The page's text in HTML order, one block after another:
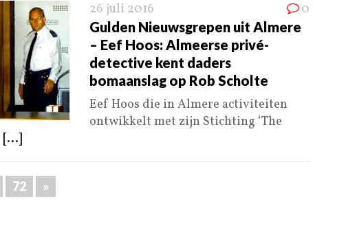
26 juli 2016 0
Gulden Nieuwsgrepen uit Almere
– Eef Hoos: Almeerse privé-
detective kent daders
bomaanslag op Rob Scholte
Eef Hoos die in Almere activiteiten
ontwikkelt met zijn Stichting ‘The
[...]
72 »